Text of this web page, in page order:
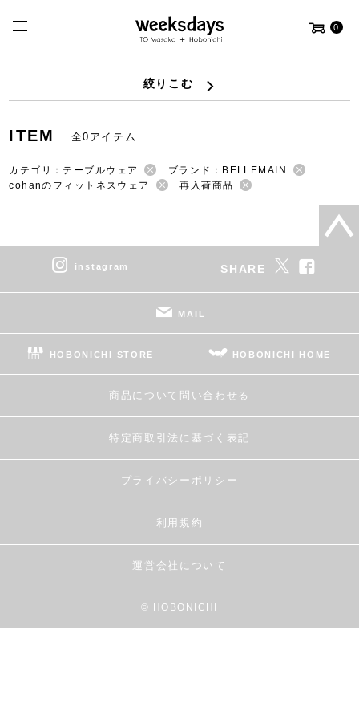
0
絞りこむ
ITEM 全0アイテム
カテゴリ：テーブルウェア
ブランド：BELLEMAIN
cohanのフィットネスウェア
再入荷商品
instagram SHARE
MAIL
HOBONICHI STORE HOBONICHI HOME
商品について問い合わせる
特定商取引法に基づく表記
プライバシーポリシー
利用規約
運営会社について
© HOBONICHI